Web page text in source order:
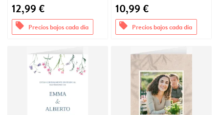
12,99 €
offers Precios bajos cada día
10,99 €
offers Precios bajos cada día